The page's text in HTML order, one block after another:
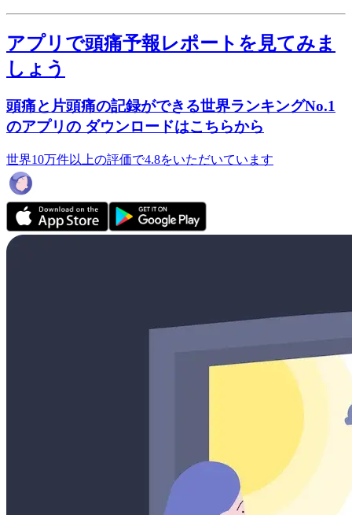
アプリで頭痛予報レポートを見てみま
しょう
頭痛と片頭痛の記録ができる世界ランキングNo.1
のアプリの ダウンロードはこちらから
世界10万件以上の評価で4.8をいただいています